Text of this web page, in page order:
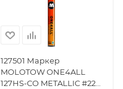
127501 Маркер
MOLOTOW ONE4ALL
127HS-CO METALLIC #223